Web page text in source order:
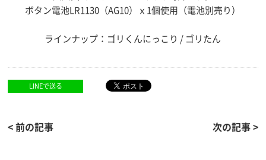
ボタン電池LR1130（AG10）ｘ1個使用（電池別売り）
ラインナップ：ゴリくんにっこり / ゴリたん
LINEで送る
< 前の記事 次の記事 >